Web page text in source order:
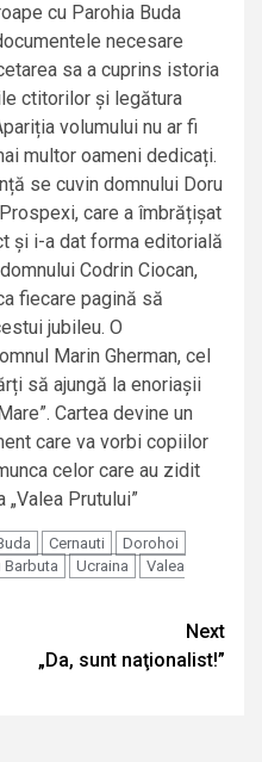
cu Parohia Buda
necesare
sa a cuprins istoria
ctitorilor și legătura
volumului nu ar fi
multor oameni dedicați.
se cuvin domnului Doru
care a îmbrățișat
și i-a dat forma editorială
Codrin Ciocan,
fiecare pagină să
jubileu. O
Marin Gherman, cel
să ajungă la enoriașii
Cartea devine un
care va vorbi copiilor
celor care au zidit
Prutului”
Cernauti
Dorohoi
Barbuta Ucraina
Valea
Next
„Da, sunt naţionalist!”